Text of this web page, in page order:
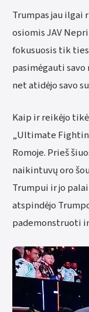
Trumpas jau ilgai
osiomis JAV
fokusuosis tik
pasimėgauti
net atidėjo savo
Kaip ir reikėjo
„Ultimate
Romoje. Prieš
naikintuvų oro
Trumpui ir jo
atspindėjo
pademonstruoti